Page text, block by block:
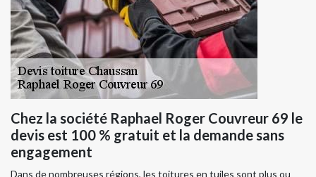
Chez la société Raphael Roger Couvreur 69 le
devis est 100 % gratuit et la demande sans
engagement
Dans de nombreuses régions, les toitures en tuiles sont plus ou